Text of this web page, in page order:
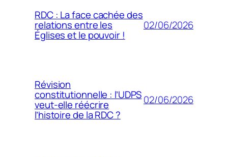
RDC : La face cachée des
relations entre les
Églises et le pouvoir !
02/06/2026
Révision
constitutionnelle : l’UDPS
veut-elle réécrire
l’histoire de la RDC ?
02/06/2026